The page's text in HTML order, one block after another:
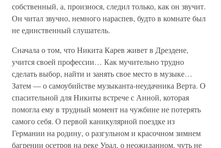
собственный, а, произнося, следил только, как он звучит.
Он читал звучно, немного нараспев, будто в комнате был
не единственный слушатель.
Сначала о том, что Никита Карев живет в Дрездене,
учится своей профессии… Как мучительно трудно
сделать выбор, найти и занять свое место в музыке…
Затем — о самоубийстве музыканта-неудачника Верта. О
спасительной для Никиты встрече с Анной, которая
помогла ему в трудный момент на чужбине не потерять
самого себя. О первой каникулярной поездке из
Германии на родину, о разгульном и красочном зимнем
багрении осетров на реке Урал, о неожиданном, чуть не